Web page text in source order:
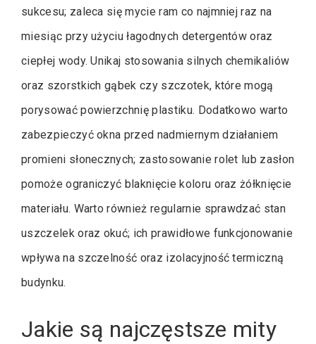
sukcesu; zaleca się mycie ram co najmniej raz na
miesiąc przy użyciu łagodnych detergentów oraz
ciepłej wody. Unikaj stosowania silnych chemikaliów
oraz szorstkich gąbek czy szczotek, które mogą
porysować powierzchnię plastiku. Dodatkowo warto
zabezpieczyć okna przed nadmiernym działaniem
promieni słonecznych; zastosowanie rolet lub zasłon
pomoże ograniczyć blaknięcie koloru oraz żółknięcie
materiału. Warto również regularnie sprawdzać stan
uszczelek oraz okuć; ich prawidłowe funkcjonowanie
wpływa na szczelność oraz izolacyjność termiczną
budynku.
Jakie są najczęstsze mity